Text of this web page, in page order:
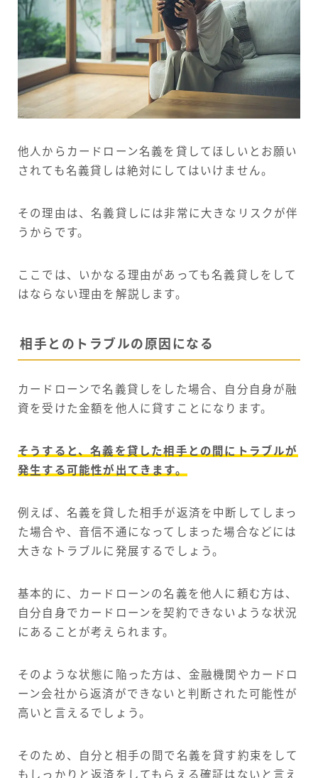
他人からカードローン名義を貸してほしいとお願い
されても名義貸しは絶対にしてはいけません。
その理由は、名義貸しには非常に大きなリスクが伴
うからです。
ここでは、いかなる理由があっても名義貸しをして
はならない理由を解説します。
相手とのトラブルの原因になる
カードローンで名義貸しをした場合、自分自身が融
資を受けた金額を他人に貸すことになります。
そうすると、名義を貸した相手との間にトラブルが
発生する可能性が出てきます。
例えば、名義を貸した相手が返済を中断してしまっ
た場合や、音信不通になってしまった場合などには
大きなトラブルに発展するでしょう。
基本的に、カードローンの名義を他人に頼む方は、
自分自身でカードローンを契約できないような状況
にあることが考えられます。
そのような状態に陥った方は、金融機関やカードロ
ーン会社から返済ができないと判断された可能性が
高いと言えるでしょう。
そのため、自分と相手の間で名義を貸す約束をして
もしっかりと返済をしてもらえる確証はないと言え